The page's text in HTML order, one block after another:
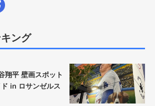
ング
翔平 壁画スポット
in ロサンゼルス